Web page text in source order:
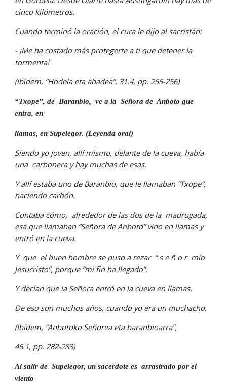
cinco kilómetros.
Cuando terminó la oración, el cura le dijo al sacristán:
- ¡Me ha costado más protegerte a ti que detener la
tormenta!
(Ibídem, “Hodeia eta abadea”, 31.4, pp. 255-256)
“Txope”, de  Baranbio,  ve a la  Señora de  Anboto que
entra, en
llamas, en Supelegor. (Leyenda oral)
Siendo yo joven, allí mismo, delante de la cueva, había
una  carbonera y hay muchas de esas.
Y allí estaba uno de Baranbio, que le llamaban “Txope”,
haciendo carbón.
Contaba cómo,  alrededor de las dos de la  madrugada,
esa que llamaban “Señora de Anboto” vino en llamas y
entró en la cueva.
Y  que  el buen hombre se puso a rezar  “ s e ñ o r  mío
Jesucristo”, porque “mi fin ha llegado”.
Y decían que la Señora entró en la cueva en llamas.
De eso son muchos años, cuando yo era un muchacho.
(Ibídem, “Anbotoko Señorea eta baranbioarra”,
46.1, pp. 282-283)
Al salir de  Supelegor, un sacerdote es  arrastrado por el
viento